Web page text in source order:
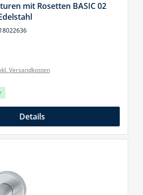
mit Rosetten BASIC 02
Versandkosten
Details